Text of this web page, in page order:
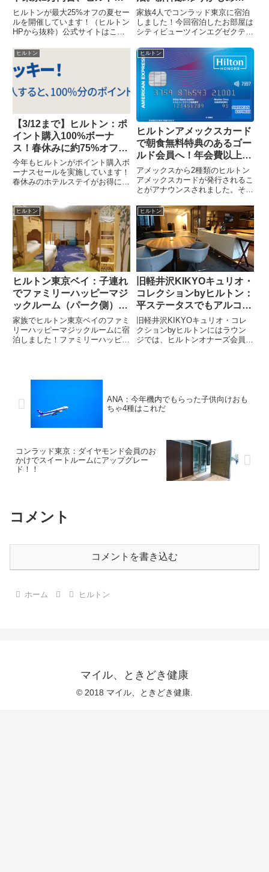
東京お台場1万円台！
ヒルトンが最大25%オフの夏セー
ルを開催しています！（ヒルトン
HPから抜粋）公式サイトはこち
トン最上位ブランドのコンラッド
東京に2万円台で、屋外ジャグジ
ーが最高なヒルトン東京お台場に
1万円台で宿泊できます！！大...
見えて子供は大喜び
家族4人でコンラッド東京に宿泊
しました！今回宿泊したお部屋は
シティビューツインエグゼクティ
インルームでしたので、1段階ア
ップのシティビューエグゼクティ
ブにアップグレードしてもらえま
した。コンラッド東京とはコン
ラ...
ヒルトン
【3/12まで】ヒルトン：ポ
イント購入100%ボーナ
ス！春休みに約75%オフで
宿泊のチャンス！
今年もヒルトンがポイント購入ボ
ーナスセールを実施しています！
春休みのホテルステイがお得にな
まで・ボーナスの割合は100%・
単価は0.74円/ポイント・160,000
ポイントまで...
ヒルトン
ヒルトンアメックスカード
で朝食無料特典のあるゴー
ルド会員へ！年会費以上の
無料宿泊特典も！？
アメックスから2種類のヒルトン
アメックスカードが発行されるこ
とがアナウンスされました。その
リカン・エキスプレス®・カード
は、保有するだけでゴールド会員
になることができるクレジットカ
ードです。（ヒルトンアメック
ス...
ヒルトン
ヒルトン東京ベイ：子連れ
でファミリーハッピーマジ
ックルーム（パーク側）に
宿泊！
家族でヒルトン東京ベイのファミ
リーハッピーマジックルームに宿
泊しました！ファミリーハッピー
が40m2となっています。今回は
ヒルトン
旧軽井沢KIKYOキュリオ・
コレクションbyヒルトン：
平ステータスでもアルコー
ルが無料満喫できるラウン
ジ！
旧軽井沢KIKYOキュリオ・コレ
クションbyヒルトンにはラウン
ジでは、ヒルトンオナーズ会員で
ANA：今年機内でもらった子供向けおも
ちゃ4種はこれだ
コンラッド東京：ダイヤモンド会員のお
かけでスイートルームにアップグレー
ド！！
コメント
コメントを書き込む
ホーム ヒルトン
マイル、ときどき健康
© 2018 マイル、ときどき健康.